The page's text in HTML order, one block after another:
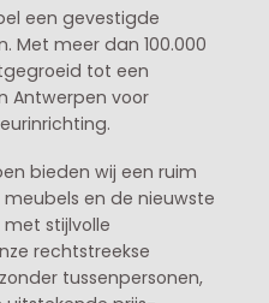
een gevestigde
. Met meer dan 100.000
tot een
Antwerpen voor
bieden wij een ruim
en de nieuwste
stijlvolle
rechtstreekse
tussenpersonen,